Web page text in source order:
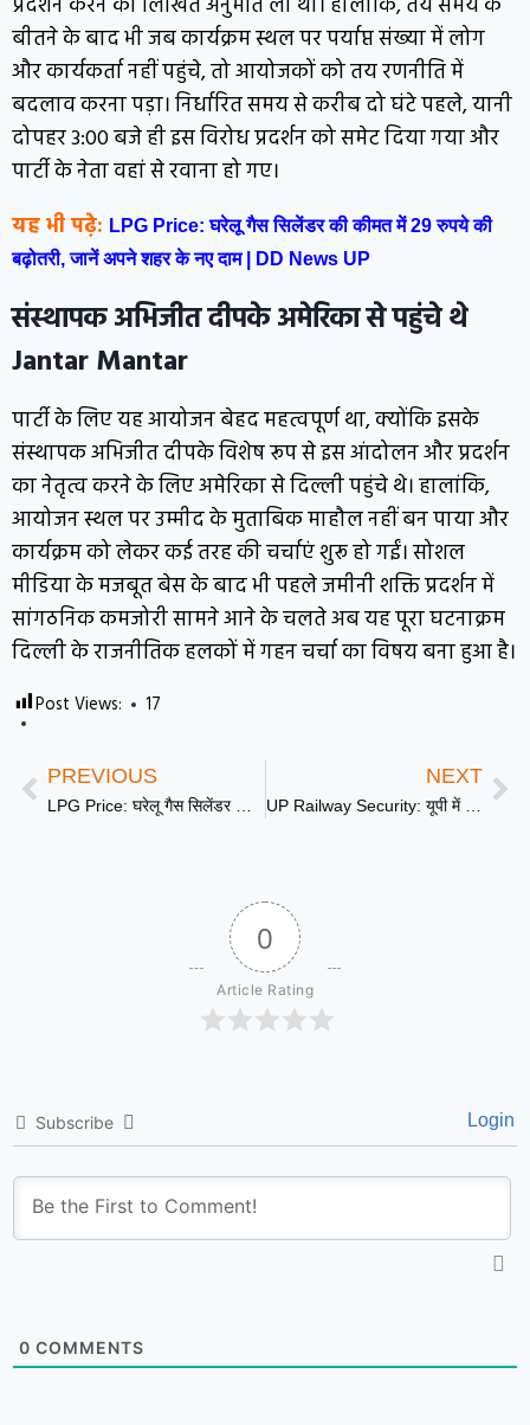
बीतने के बाद भी जब कार्यक्रम स्थल पर पर्याप्त संख्या में लोग
और कार्यकर्ता नहीं पहुंचे, तो आयोजकों को तय रणनीति में
बदलाव करना पड़ा। निर्धारित समय से करीब दो घंटे पहले, यानी
दोपहर 3:00 बजे ही इस विरोध प्रदर्शन को समेट दिया गया और
पार्टी के नेता वहां से रवाना हो गए।
यह भी पढ़े: LPG Price: घरेलू गैस सिलेंडर की कीमत में 29 रुपये की
बढ़ोतरी, जानें अपने शहर के नए दाम | DD News UP
संस्थापक अभिजीत दीपके अमेरिका से पहुंचे थे
Jantar Mantar
पार्टी के लिए यह आयोजन बेहद महत्वपूर्ण था, क्योंकि इसके
संस्थापक अभिजीत दीपके विशेष रूप से इस आंदोलन और प्रदर्शन
का नेतृत्व करने के लिए अमेरिका से दिल्ली पहुंचे थे। हालांकि,
आयोजन स्थल पर उम्मीद के मुताबिक माहौल नहीं बन पाया और
कार्यक्रम को लेकर कई तरह की चर्चाएं शुरू हो गईं। सोशल
मीडिया के मजबूत बेस के बाद भी पहले जमीनी शक्ति प्रदर्शन में
सांगठनिक कमजोरी सामने आने के चलते अब यह पूरा घटनाक्रम
दिल्ली के राजनीतिक हलकों में गहन चर्चा का विषय बना हुआ है।
Post Views: 17
PREVIOUS
LPG Price: घरेलू गैस सिलेंडर की कीमत में 29 रुपये की बढ़ोतरी, जानें अपने शहर के नए दाम | DD News UP
NEXT
UP Railway Security: यूपी में हाईटेक होगी रेलवे सुरक्षा, CM Yogi ने दिए सीसीटीवी, ड्रोन निगरानी और संयुक्त गश्त बढ़ाने के निर्देश | DD News UP
0
Article Rating
Subscribe Login
0 COMMENTS